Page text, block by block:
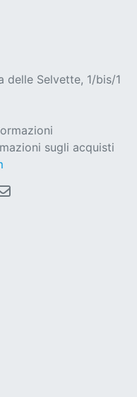
delle Selvette, 1/bis/1
sugli acquisti